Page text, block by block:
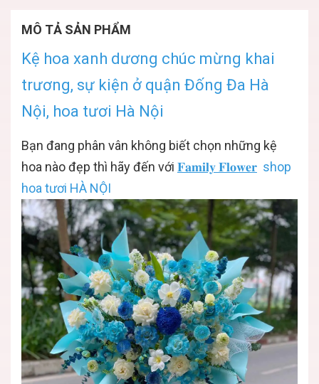
MÔ TẢ SẢN PHẨM
Kệ hoa xanh dương chúc mừng khai
trương, sự kiện ở quận Đống Đa Hà
Nội, hoa tươi Hà Nội
Bạn đang phân vân không biết chọn những kệ
hoa nào đẹp thì hãy đến với 𝐅𝐚𝐦𝐢𝐥𝐲 𝐅𝐥𝐨𝐰𝐞𝐫 shop
hoa tươi HÀ NỘI